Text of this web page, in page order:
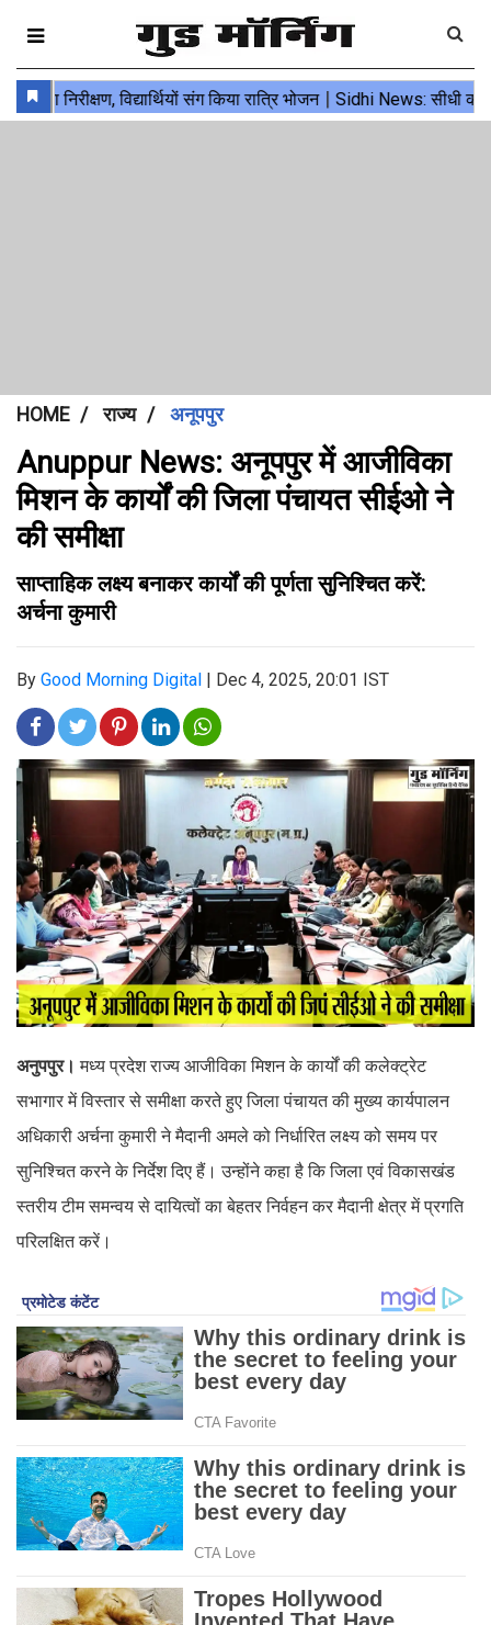
HOME राज्य अनूपपुर
Anuppur News: अनूपपुर में आजीविका
मिशन के कार्यों की जिला पंचायत सीईओ ने
की समीक्षा
साप्ताहिक लक्ष्य बनाकर कार्यों की पूर्णता सुनिश्चित करें:
अर्चना कुमारी
By Good Morning Digital | Dec 4, 2025, 20:01 IST
अनुपपुर।मध्य प्रदेश राज्य आजीविका मिशन के कार्यों की कलेक्ट्रेट
सभागार में विस्तार से समीक्षा करते हुए जिला पंचायत की मुख्य कार्यपालन
अधिकारी अर्चना कुमारी ने मैदानी अमले को निर्धारित लक्ष्य को समय पर
सुनिश्चित करने के निर्देश दिए हैं। उन्होंने कहा है कि जिला एवं विकासखंड
स्तरीय टीम समन्वय से दायित्वों का बेहतर निर्वहन कर मैदानी क्षेत्र में प्रगति
परिलक्षित करें।